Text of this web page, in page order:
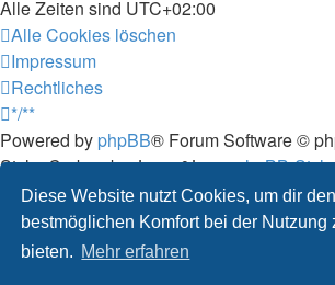
Diese Website nutzt Cookies, um dir den
bestmöglichen Komfort bei der Nutzung
bieten. Mehr erfahren
Alle Zeiten sind UTC+02:00
Alle Cookies löschen
Impressum
Rechtliches
*/**
Powered by phpBB® Forum Software ©
Style: Carbon by Joyce&LunaphpBB-
Deutsche Übersetzung durchphpBB.de
Datenschutz|Nutzungsbedingungen